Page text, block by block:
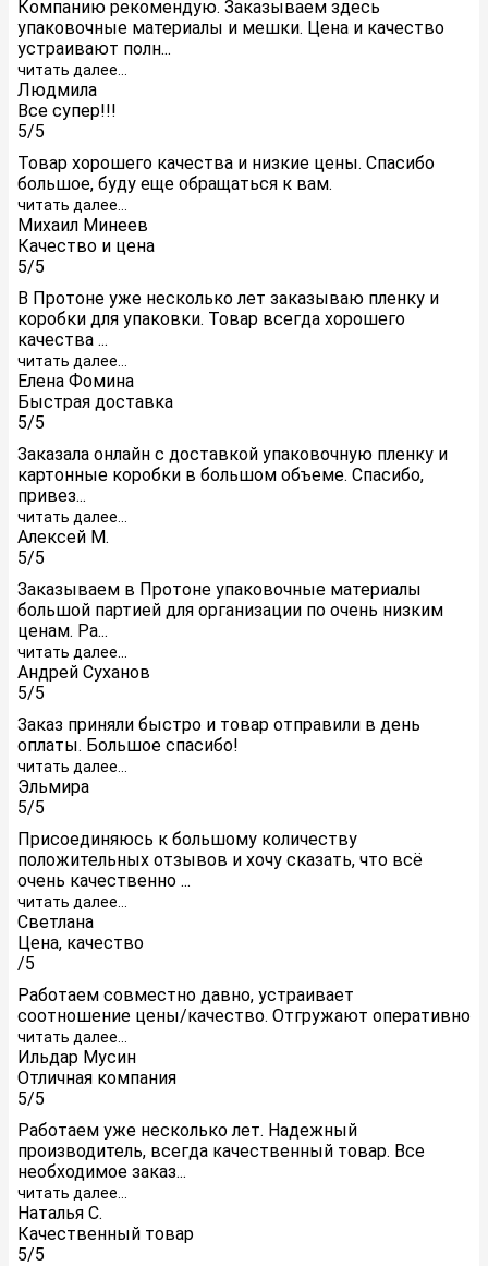
Компанию рекомендую. Заказываем здесь
упаковочные материалы и мешки. Цена и качество
устраивают полн...
читать далее...
Людмила
Все супер!!!
5/5
Товар хорошего качества и низкие цены. Спасибо
большое, буду еще обращаться к вам.
читать далее...
Михаил Минеев
Качество и цена
5/5
В Протоне уже несколько лет заказываю пленку и
коробки для упаковки. Товар всегда хорошего
качества ...
читать далее...
Елена Фомина
Быстрая доставка
5/5
Заказала онлайн с доставкой упаковочную пленку и
картонные коробки в большом объеме. Спасибо,
привез...
читать далее...
Алексей М.
5/5
Заказываем в Протоне упаковочные материалы
большой партией для организации по очень низким
ценам. Ра...
читать далее...
Андрей Суханов
5/5
Заказ приняли быстро и товар отправили в день
оплаты. Большое спасибо!
читать далее...
Эльмира
5/5
Присоединяюсь к большому количеству
положительных отзывов и хочу сказать, что всё
очень качественно ...
читать далее...
Светлана
Цена, качество
/5
Работаем совместно давно, устраивает
соотношение цены/качество. Отгружают оперативно
читать далее...
Ильдар Мусин
Отличная компания
5/5
Работаем уже несколько лет. Надежный
производитель, всегда качественный товар. Все
необходимое заказ...
читать далее...
Наталья С.
Качественный товар
5/5